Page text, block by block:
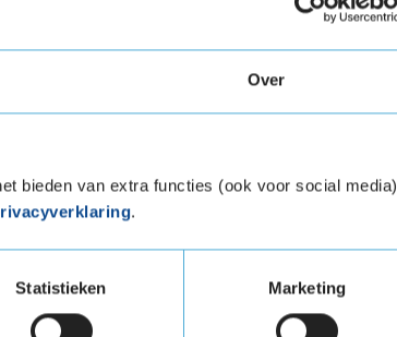
Over
bieden van extra functies (ook voor social media)
.
Statistieken Marketing
intensief
aan